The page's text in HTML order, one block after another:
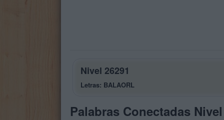
Nivel 26291
Letras: BALAORL
Palabras Conectadas